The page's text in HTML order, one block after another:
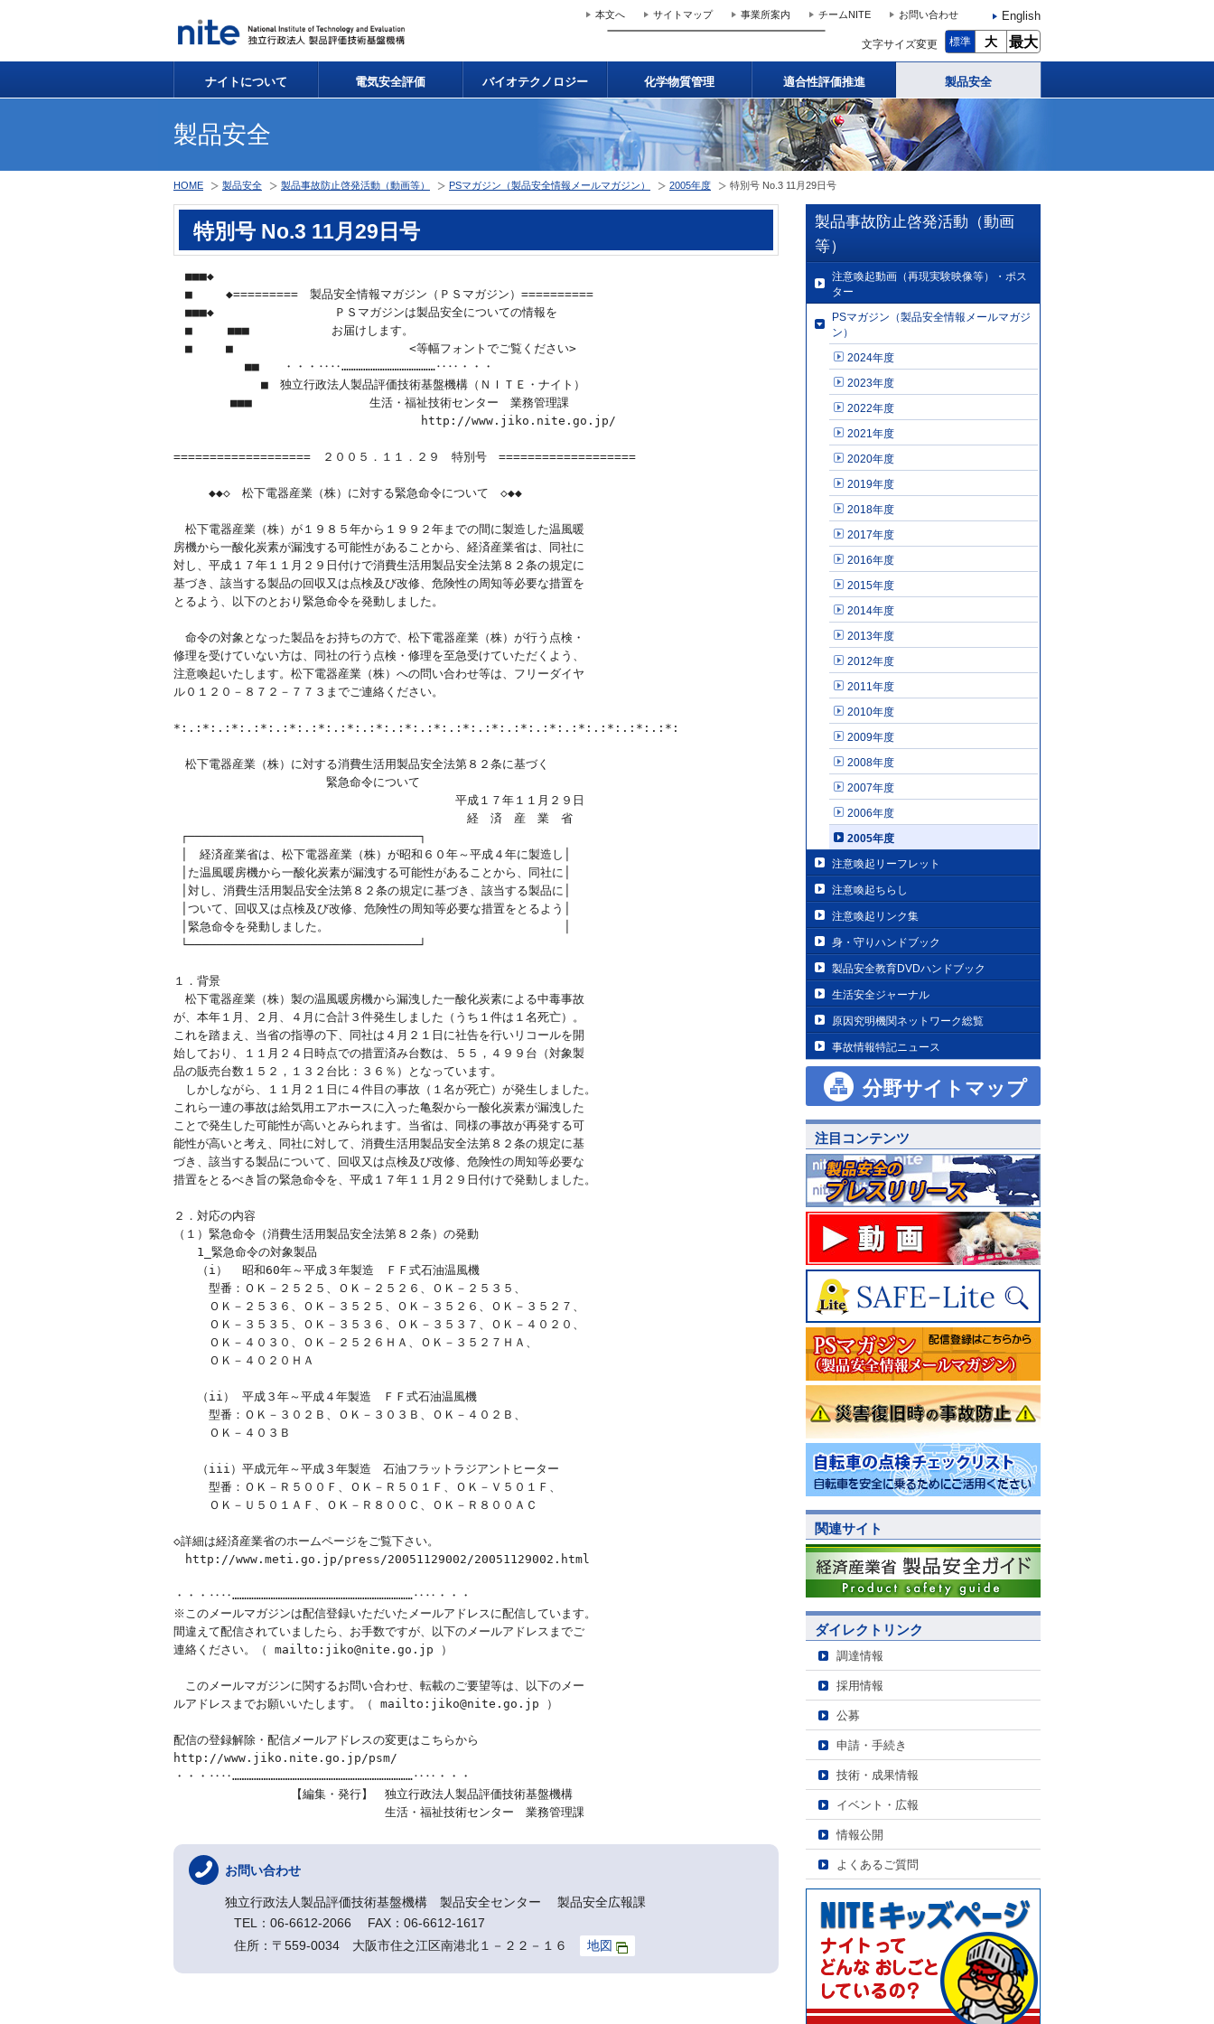
本文へ サイトマップ 事業所案内 チームNITE お問い合わせ English
文字サイズ変更 標準 大 最大
ナイトについて 電気安全評価 バイオテクノロジー 化学物質管理 適合性評価推進 製品安全
製品安全
HOME 製品安全 製品事故防止啓発活動（動画等） PSマガジン（製品安全情報メールマガジン） 2005年度 特別号 No.3 11月29日号
特別号 No.3 11月29日号
■■■◆
■   　◆=========　製品安全情報マガジン（ＰＳマガジン）==========
■■■◆ 　　　　　　 　　　ＰＳマガジンは製品安全についての情報を
■　　　■■■　　　　　　　お届けします。
■　   ■　　　　　　　　　　　　　　　<等幅フォントでご覧ください>
■■　　・・・‥‥…………………………………‥‥・・・
  　　 　　　 ■　独立行政法人製品評価技術基盤機構（ＮＩＴＥ・ナイト）
■■■　　　　　　　　　　生活・福祉技術センター　業務管理課
http://www.jiko.nite.go.jp/
===================　２００５．１１．２９　特別号　===================
◆◆◇　松下電器産業（株）に対する緊急命令について　◇◆◆
松下電器産業（株）が１９８５年から１９９２年までの間に製造した温風暖
房機から一酸化炭素が漏洩する可能性があることから、経済産業省は、同社に
対し、平成１７年１１月２９日付けで消費生活用製品安全法第８２条の規定に
基づき、該当する製品の回収又は点検及び改修、危険性の周知等必要な措置を
とるよう、以下のとおり緊急命令を発動しました。
命令の対象となった製品をお持ちの方で、松下電器産業（株）が行う点検・
修理を受けていない方は、同社の行う点検・修理を至急受けていただくよう、
注意喚起いたします。松下電器産業（株）への問い合わせ等は、フリーダイヤ
ル０１２０－８７２－７７３までご連絡ください。
*:.:*:.:*:.:*:.:*:.:*:.:*:.:*:.:*:.:*:.:*:.:*:.:*:.:*:.:*:.:*:.:*:.:*:
松下電器産業（株）に対する消費生活用製品安全法第８２条に基づく
緊急命令について
平成１７年１１月２９日
経　済　産　業　省
┌────────────────────────────────┐
│　経済産業省は、松下電器産業（株）が昭和６０年～平成４年に製造し│
│た温風暖房機から一酸化炭素が漏洩する可能性があることから、同社に│
│対し、消費生活用製品安全法第８２条の規定に基づき、該当する製品に│
│ついて、回収又は点検及び改修、危険性の周知等必要な措置をとるよう│
│緊急命令を発動しました。　　　　　　　　　　　　　　　　　　　　│
└────────────────────────────────┘
１．背景
松下電器産業（株）製の温風暖房機から漏洩した一酸化炭素による中毒事故
が、本年１月、２月、４月に合計３件発生しました（うち１件は１名死亡）。
これを踏まえ、当省の指導の下、同社は４月２１日に社告を行いリコールを開
始しており、１１月２４日時点での措置済み台数は、５５，４９９台（対象製
品の販売台数１５２，１３２台比：３６％）となっています。
しかしながら、１１月２１日に４件目の事故（１名が死亡）が発生しました。
これら一連の事故は給気用エアホースに入った亀裂から一酸化炭素が漏洩した
ことで発生した可能性が高いとみられます。当省は、同様の事故が再発する可
能性が高いと考え、同社に対して、消費生活用製品安全法第８２条の規定に基
づき、該当する製品について、回収又は点検及び改修、危険性の周知等必要な
措置をとるべき旨の緊急命令を、平成１７年１１月２９日付けで発動しました。
２．対応の内容
（１）緊急命令（消費生活用製品安全法第８２条）の発動
1_緊急命令の対象製品
（i）  昭和60年～平成３年製造　ＦＦ式石油温風機
型番：ＯＫ－２５２５、ＯＫ－２５２６、ＯＫ－２５３５、
ＯＫ－２５３６、ＯＫ－３５２５、ＯＫ－３５２６、ＯＫ－３５２７、
ＯＫ－３５３５、ＯＫ－３５３６、ＯＫ－３５３７、ＯＫ－４０２０、
ＯＫ－４０３０、ＯＫ－２５２６ＨＡ、ＯＫ－３５２７ＨＡ、
ＯＫ－４０２０ＨＡ
（ii） 平成３年～平成４年製造　ＦＦ式石油温風機
型番：ＯＫ－３０２Ｂ、ＯＫ－３０３Ｂ、ＯＫ－４０２Ｂ、
ＯＫ－４０３Ｂ
（iii）平成元年～平成３年製造　石油フラットラジアントヒーター
型番：ＯＫ－Ｒ５００Ｆ、ＯＫ－Ｒ５０１Ｆ、ＯＫ－Ｖ５０１Ｆ、
ＯＫ－Ｕ５０１ＡＦ、ＯＫ－Ｒ８００Ｃ、ＯＫ－Ｒ８００ＡＣ
◇詳細は経済産業省のホームページをご覧下さい。
http://www.meti.go.jp/press/20051129002/20051129002.html
・・・‥‥…………………………………………………………………‥‥・・・
※このメールマガジンは配信登録いただいたメールアドレスに配信しています。
間違えて配信されていましたら、お手数ですが、以下のメールアドレスまでご
連絡ください。（ mailto:jiko@nite.go.jp ）
このメールマガジンに関するお問い合わせ、転載のご要望等は、以下のメー
ルアドレスまでお願いいたします。（ mailto:jiko@nite.go.jp ）
配信の登録解除・配信メールアドレスの変更はこちらから
http://www.jiko.nite.go.jp/psm/
・・・‥‥…………………………………………………………………‥‥・・・
【編集・発行】　独立行政法人製品評価技術基盤機構
お問い合わせ
独立行政法人製品評価技術基盤機構 製品安全センター 製品安全広報課
TEL：06-6612-2066 FAX：06-6612-1617
住所：〒559-0034 大阪市住之江区南港北１－２２－１６
地図
製品事故防止啓発活動（動画
等）
注意喚起動画（再現実験映像等）・ポス
ター
PSマガジン（製品安全情報メールマガジ
ン）
2024年度
2023年度
2022年度
2021年度
2020年度
2019年度
2018年度
2017年度
2016年度
2015年度
2014年度
2013年度
2012年度
2011年度
2010年度
2009年度
2008年度
2007年度
2006年度
2005年度
注意喚起リーフレット
注意喚起ちらし
注意喚起リンク集
身・守りハンドブック
製品安全教育DVDハンドブック
生活安全ジャーナル
原因究明機関ネットワーク総覧
事故情報特記ニュース
分野サイトマップ
注目コンテンツ
関連サイト
ダイレクトリンク
調達情報
採用情報
公募
申請・手続き
技術・成果情報
イベント・広報
情報公開
よくあるご質問